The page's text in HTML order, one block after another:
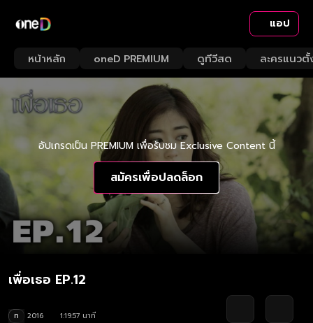
แอป
หน้าหลัก oneD PREMIUM ดูทีวีสด ละครแนวตั้
อัปเกรดเป็น PREMIUM เพื่อรับชม Exclusive Content นี้
สมัครเพื่อปลดล็อก
เพื่อเธอ EP.12
ท 2016
1:19:57 นาที